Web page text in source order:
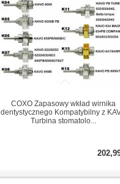
COXO Zapasowy wkład wirnika
dentystycznego Kompatybilny z
Turbina stomatolo...